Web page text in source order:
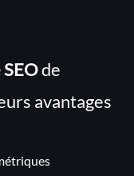
de
avantages